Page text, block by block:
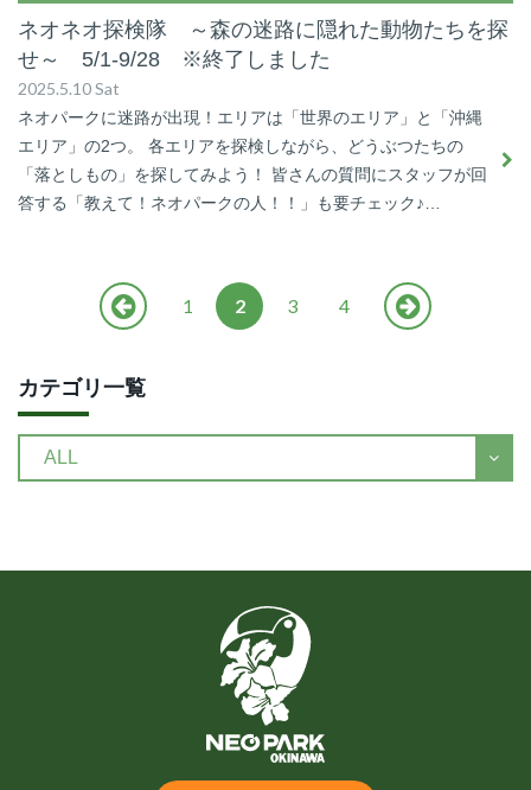
ネオネオ探検隊 ～森の迷路に隠れた動物たちを探
せ～ 5/1-9/28 ※終了しました
2025.5.10 Sat
ネオパークに迷路が出現！エリアは「世界のエリア」と「沖縄
エリア」の2つ。 各エリアを探検しながら、どうぶつたちの
「落としもの」を探してみよう！ 皆さんの質問にスタッフが回
答する「教えて！ネオパークの人！！」も要チェック♪…
1 2 3 4
カテゴリ一覧